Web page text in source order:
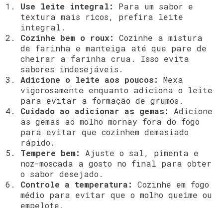
Use leite integral:
Para um sabor e
textura mais ricos, prefira leite
integral.
Cozinhe bem o roux:
Cozinhe a mistura
de farinha e manteiga até que pare de
cheirar a farinha crua. Isso evita
sabores indesejáveis.
Adicione o leite aos poucos:
Mexa
vigorosamente enquanto adiciona o leite
para evitar a formação de grumos.
Cuidado ao adicionar as gemas:
Adicione
as gemas ao molho mornay fora do fogo
para evitar que cozinhem demasiado
rápido.
Tempere bem:
Ajuste o sal, pimenta e
noz-moscada a gosto no final para obter
o sabor desejado.
Controle a temperatura:
Cozinhe em fogo
médio para evitar que o molho queime ou
empelote.